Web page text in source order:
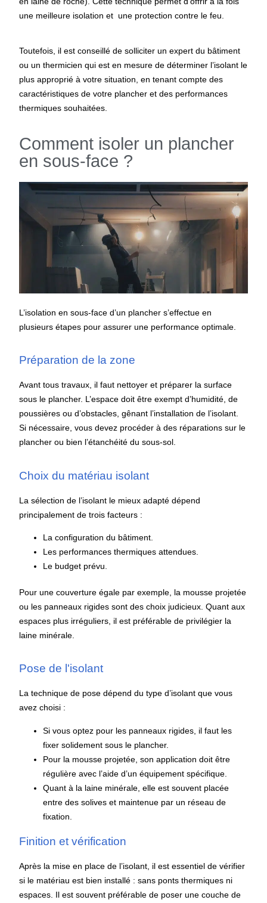
une meilleure isolation et une protection contre le feu.
Toutefois, il est conseillé de solliciter un expert du bâtiment
ou un thermicien qui est en mesure de déterminer l’isolant le
plus approprié à votre situation, en tenant compte des
caractéristiques de votre plancher et des performances
thermiques souhaitées.
Comment isoler un plancher
en sous-face ?
L’isolation en sous-face d’un plancher s’effectue en
plusieurs étapes pour assurer une performance optimale.
Préparation de la zone
Avant tous travaux, il faut nettoyer et préparer la surface
sous le plancher. L’espace doit être exempt d’humidité, de
poussières ou d’obstacles, gênant l’installation de l’isolant.
Si nécessaire, vous devez procéder à des réparations sur le
plancher ou bien l’étanchéité du sous-sol.
Choix du matériau isolant
La sélection de l’isolant le mieux adapté dépend
principalement de trois facteurs :
La configuration du bâtiment.
Les performances thermiques attendues.
Le budget prévu.
Pour une couverture égale par exemple, la mousse projetée
ou les panneaux rigides sont des choix judicieux. Quant aux
espaces plus irréguliers, il est préférable de privilégier la
laine minérale.
Pose de l'isolant
La technique de pose dépend du type d’isolant que vous
avez choisi :
Si vous optez pour les panneaux rigides, il faut les
fixer solidement sous le plancher.
Pour la mousse projetée, son application doit être
régulière avec l’aide d’un équipement spécifique.
Quant à la laine minérale, elle est souvent placée
entre des solives et maintenue par un réseau de
fixation.
Finition et vérification
Après la mise en place de l’isolant, il est essentiel de vérifier
si le matériau est bien installé : sans ponts thermiques ni
espaces. Il est souvent préférable de poser une couche de